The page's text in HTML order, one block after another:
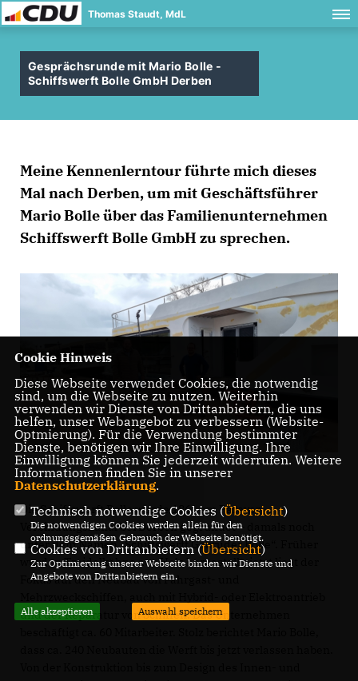
Thomas Staudt, MdL
Gesprächsrunde mit Mario Bolle -
Schiffswerft Bolle GmbH Derben
Meine Kennenlerntour führte mich dieses
Mal nach Derben, um mit Geschäftsführer
Mario Bolle über das Familienunternehmen
Schiffswerft Bolle GmbH zu sprechen.
Die Schiffswerft Bolle wurde 1861 am Pareyer
Verbindungskanal bei Derben gegründet – damals noch
unter dem Namen „Schiffswerft Gebrüder Bolle“. Früher
wurden Treidelkähne aus Holz hergestellt, jetzt liegt der
Fokus auf den Neubau von Fahrgast- und
und der Reparatur von Schiffen. Das Unternehmen
Cookie Hinweis
Diese Webseite verwendet Cookies, die notwendig
sind, um die Webseite zu nutzen. Weiterhin
verwenden wir Dienste von Drittanbietern, die uns
helfen, unser Webangebot zu verbessern (Website-
Optmierung). Für die Verwendung bestimmter
Dienste, benötigen wir Ihre Einwilligung. Ihre
Einwilligung können Sie jederzeit widerrufen. Weitere
Informationen finden Sie in unserer
Datenschutzerklärung.
Technisch notwendige Cookies (Übersicht)
Die notwendigen Cookies werden allein für den
ordnungsgemäßen Gebrauch der Webseite benötigt.
Cookies von Drittanbietern (Übersicht)
Zur Optimierung unserer Webseite binden wir Dienste und
Angebote von Drittanbietern ein.
Alle akzeptieren Auswahl speichern